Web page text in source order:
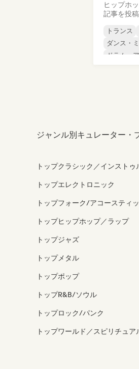
ヒップホ
記事を投稿
トランス
ダンス・
ドラム・
ジャンル別キュレーター・
トップクラシック／インストゥ
トップエレクトロニック
トップフォーク/アコースティ
トップヒップホップ／ラップ
トップジャズ
トップメタル
トップポップ
トップR&B/ソウル
トップロック/パンク
トップワールド／スピリチュア